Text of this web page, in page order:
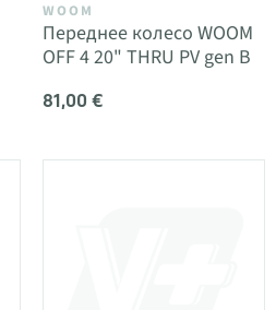
WOOM
Переднее колесо WOOM
OFF 4 20" THRU PV gen B
81,00 €